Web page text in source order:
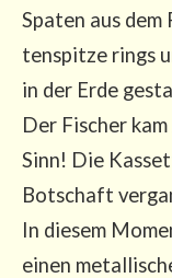
Spa­ten aus
ten­spit­ze rings
in der Erde
Der Fischer
Sinn! Die
Bot­schaft
In die­sem
einen